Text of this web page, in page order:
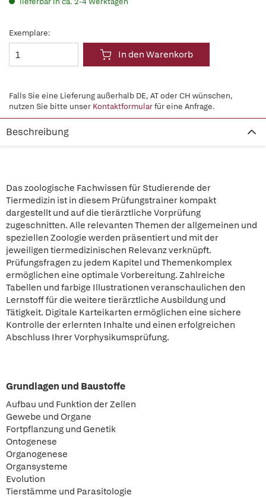
Exemplare:
In den Warenkorb
Falls Sie eine Lieferung außerhalb DE, AT oder CH wünschen,
nutzen Sie bitte unser Kontaktformularfür eine Anfrage.
Beschreibung
Das zoologische Fachwissen für Studierende der
Tiermedizin ist in diesem Prüfungstrainer kompakt
dargestellt und auf die tierärztliche Vorprüfung
zugeschnitten. Alle relevanten Themen der allgemeinen und
speziellen Zoologie werden präsentiert und mit der
jeweiligen tiermedizinischen Relevanz verknüpft.
Prüfungsfragen zu jedem Kapitel und Themenkomplex
ermöglichen eine optimale Vorbereitung. Zahlreiche
Tabellen und farbige Illustrationen veranschaulichen den
Lernstoff für die weitere tierärztliche Ausbildung und
Tätigkeit. Digitale Karteikarten ermöglichen eine sichere
Kontrolle der erlernten Inhalte und einen erfolgreichen
Abschluss Ihrer Vorphysikumsprüfung.
Grundlagen und Baustoffe
Aufbau und Funktion der Zellen
Gewebe und Organe
Fortpflanzung und Genetik
Ontogenese
Organogenese
Organsysteme
Evolution
Tierstämme und Parasitologie